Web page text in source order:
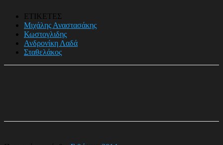
ΕΤΙΚΕΤΕΣ
Μιχάλης Αναστασάκης
Κωστογλιδης
Ανδρονίκη Λαδά
Σταθελάκος